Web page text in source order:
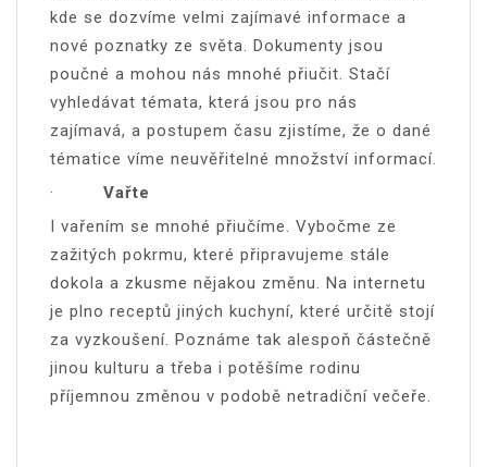
kde se dozvíme velmi zajímavé informace a
nové poznatky ze světa. Dokumenty jsou
poučné a mohou nás mnohé přiučit. Stačí
vyhledávat témata, která jsou pro nás
zajímavá, a postupem času zjistíme, že o dané
tématice víme neuvěřitelné množství informací.
·
Vařte
I vařením se mnohé přiučíme. Vybočme ze
zažitých pokrmu, které připravujeme stále
dokola a zkusme nějakou změnu. Na internetu
je plno receptů jiných kuchyní, které určitě stojí
za vyzkoušení. Poznáme tak alespoň částečně
jinou kulturu a třeba i potěšíme rodinu
příjemnou změnou v podobě netradiční večeře.